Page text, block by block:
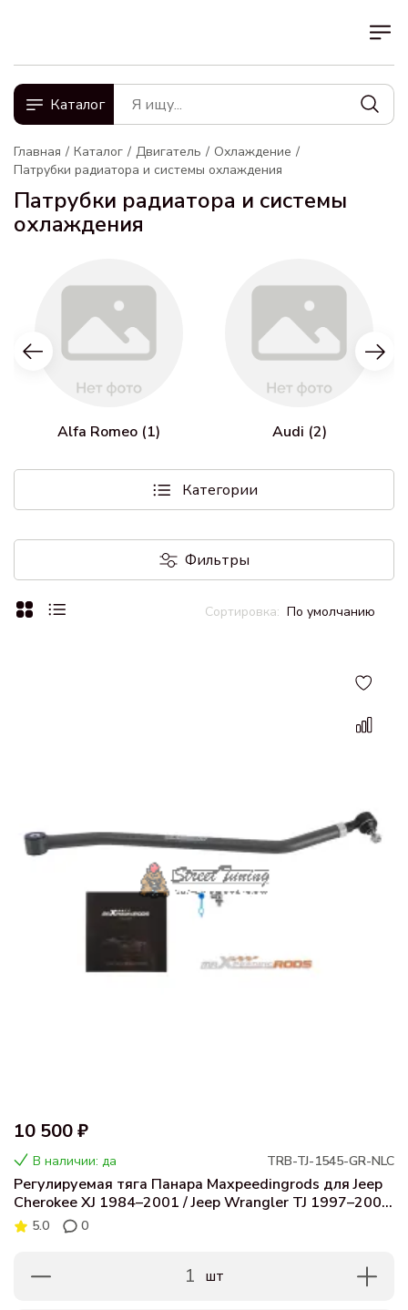
Каталог
Главная Каталог Двигатель
Охлаждение
Патрубки радиатора и системы охлаждения
Патрубки радиатора и системы
охлаждения
Alfa Romeo (1) Audi (2)
Категории
Фильтры
По умолчанию
10 500 ₽
В наличии: да TRB-TJ-1545-GR-NLC
Регулируемая тяга Панара Maxpeedingrods для Jeep
Cherokee XJ 1984–2001 / Jeep Wrangler TJ 1997–2006
(лифт 1.5–4.5")
5.0 0
1 шт